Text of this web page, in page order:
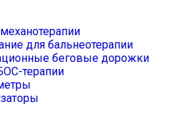
для бальнеотерапии
беговые дорожки
терапии